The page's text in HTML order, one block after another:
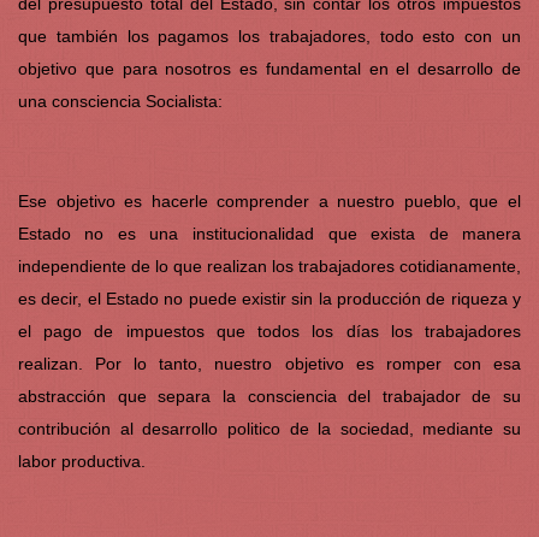
que también los pagamos los trabajadores, todo esto con un
objetivo que para nosotros es fundamental en el desarrollo de
una consciencia Socialista:
Ese objetivo es hacerle comprender a nuestro pueblo, que el
Estado no es una institucionalidad que exista de manera
independiente de lo que realizan los trabajadores cotidianamente,
es decir, el Estado no puede existir sin la producción de riqueza y
el pago de impuestos que todos los días los trabajadores
realizan. Por lo tanto, nuestro objetivo es romper con esa
abstracción que separa la consciencia del trabajador de su
contribución al desarrollo politico de la sociedad, mediante su
labor productiva.